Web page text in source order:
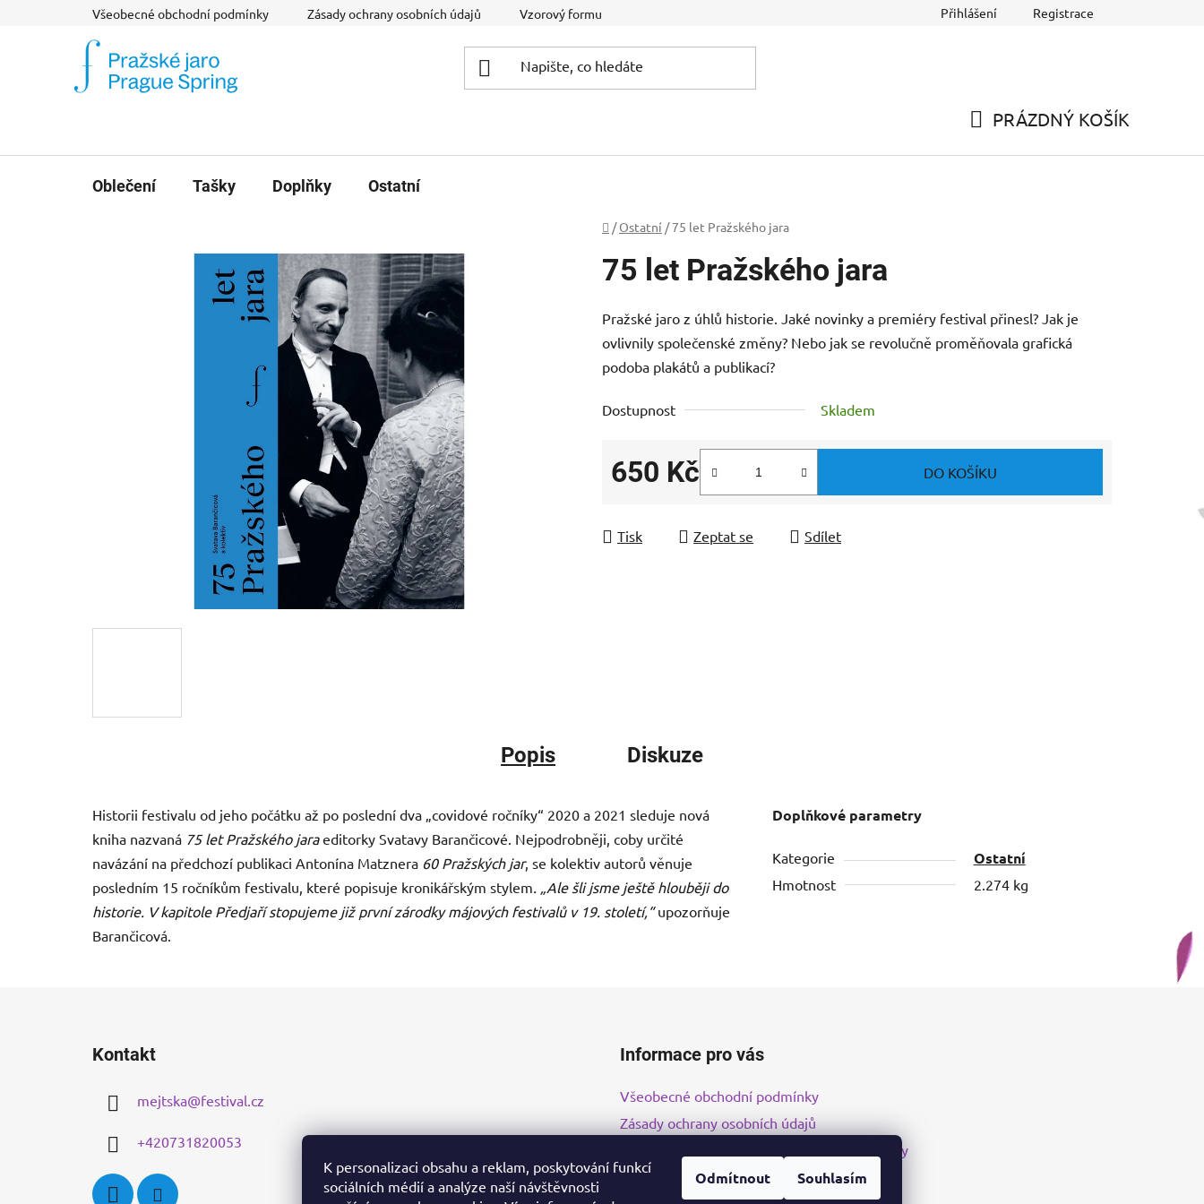
K personalizaci obsahu a reklam, poskytování funkcí
sociálních médií a analýze naší návštěvnosti
Odmítnout Souhlasím
Všeobecné obchodní podmínky Zásady ochrany osobních údajů Vzorový formulář pro odstoupení od smlouvy Přihlášení Registrace
PRÁZDNÝ KOŠÍK
Oblečení Tašky Doplňky Ostatní
Domů
/ Ostatní / 75 let Pražského jara
75 let Pražského jara
Pražské jaro z úhlů historie. Jaké novinky a premiéry festival přinesl? Jak je
ovlivnily společenské změny? Nebo jak se revolučně proměňovala grafická
podoba plakátů a publikací?
Dostupnost Skladem
650 Kč DO KOŠÍKU
Tisk Zeptat se Sdílet
Popis Diskuze
Historii festivalu od jeho počátku až po poslední dva „covidové ročníky“ 2020 a 2021 sleduje nová
kniha nazvaná 75 let Pražského jaraeditorky Svatavy Barančicové. Nejpodrobněji, coby určité
navázání na předchozí publikaci Antonína Matznera 60 Pražských jar, se kolektiv autorů věnuje
posledním 15 ročníkům festivalu, které popisuje kronikářským stylem . „Ale šli jsme ještě hlouběji do
historie. V kapitole Předjaří stopujeme již první zárodky májových festivalů v 19. století,“upozorňuje
Barančicová.
Doplňkové parametry
Kategorie Ostatní
Hmotnost 2.274 kg
Kontakt
mejtska@festival.cz
+420731820053
Informace pro vás
Všeobecné obchodní podmínky
Zásady ochrany osobních údajů
Vzorový formulář pro odstoupení od smlouvy